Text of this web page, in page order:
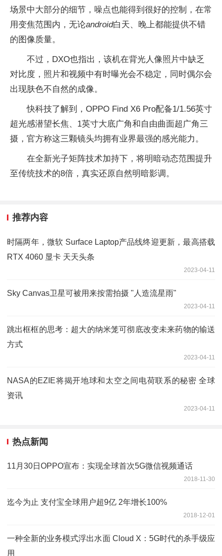
场景中大部分的细节，噪点也能得到很好的控制，在常
用变焦范围内，无论android白天、晚上都能提供不错
的图像质量。
不过，DXO也指出，该机在背光人像照片中缺乏
对比度，照片和视频中有时曝光会不稳定，同时偶尔会
出现肤色不自然的成像。
快科技了解到，OPPO Find X6 Pro配备1/1.56英寸
超光感潜望长焦、1英寸大底广角和自由曲面超广角三
摄，官方称这三颗镜头均拥有业界最强的感光能力。
在全新光子矩阵技术加持下，将明暗动态范围提升
至传统技术的8倍，真实还原自然明暗影调。
推荐内容
时隔两年，微软 Surface Laptop产品线终迎更新，最高搭载
RTX 4060 显卡 天天头条
2023-04-11
Sky Canvas卫星可被用来按需拍摄 "人造流星雨"
2023-04-11
跳出框框的思考：超大的纳米笼可彻底改变未来药物的输送
方式
2023-04-11
NASA的EZIE将揭开地球和太空之间电荷联系的秘密 全球
资讯
2023-04-11
热点新闻
11月30日OPPO宣布：实现全球首次5G微信视频通话
2018-11-30
迄今为止 支付宝全球用户超9亿 2年增长100%
2018-12-01
一种全新的业务模式浮出水面 Cloud X：5G时代的杀手级应
用